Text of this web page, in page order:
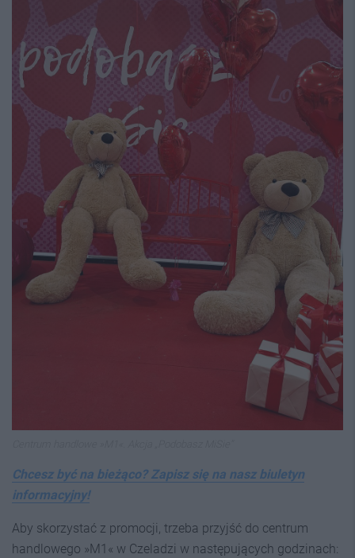
Chcesz być na bieżąco? Zapisz się na nasz biuletyn
informacyjny!
Aby skorzystać z promocji, trzeba przyjść do centrum
handlowego »M1« w Czeladzi w następujących godzinach: